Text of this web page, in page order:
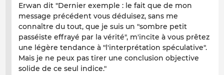
Erwan dit "Dernier exemple : le fait que de mon
message précédent vous déduisez, sans me
connaître du tout, que je suis un "sombre petit
passéiste effrayé par la vérité", m'incite à vous prêtez
une légère tendance à "l'interprétation spéculative".
Mais je ne peux pas tirer une conclusion objective
solide de ce seul indice."